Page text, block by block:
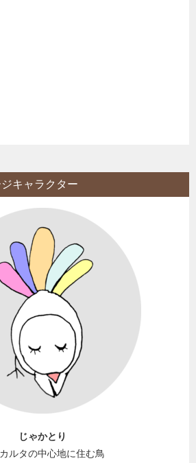
キャラクター
じゃかとり
ルタの中心地に住む鳥